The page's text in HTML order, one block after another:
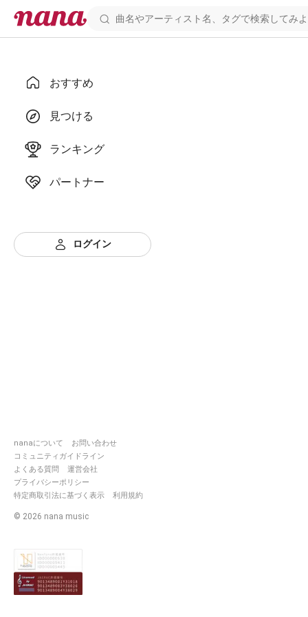
おすすめ
見つける
ランキング
パートナー
ログイン
nanaについて
お問い合わせ
コミュニティガイドライン
よくある質問
運営会社
プライバシーポリシー
特定商取引法に基づく表示
利用規約
© 2026 nana music